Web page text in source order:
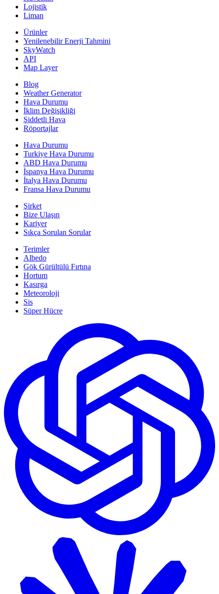
Lojistik
Liman
Ürünler
Yenilenebilir Enerji Tahmini
SkyWatch
API
Map Layer
Blog
Weather Generator
Hava Durumu
İklim Değişikliği
Şiddetli Hava
Röportajlar
Hava Durumu
Turkiye Hava Durumu
ABD Hava Durumu
İspanya Hava Durumu
İtalya Hava Durumu
Fransa Hava Durumu
Şirket
Bize Ulaşın
Kariyer
Sıkça Sorulan Sorular
Terimler
Albedo
Gök Gürültülü Fırtına
Hortum
Kasırga
Meteoroloji
Sis
Süper Hücre